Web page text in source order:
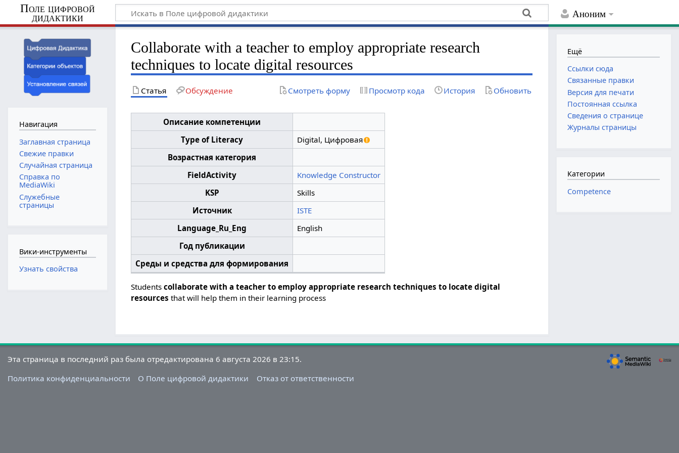
Аноним
Поле цифровой
дидактики
Collaborate with a teacher to employ appropriate research
techniques to locate digital resources
Статья Обсуждение Смотреть форму Просмотр кода История Обновить
Описание компетенции
Type of Literacy
Digital, Цифровая
Возрастная категория
FieldActivity
Knowledge Constructor
KSP
Skills
Источник
ISTE
Language_Ru_Eng
English
Год публикации
Среды и средства для формирования
Studentscollaborate with a teacher to employ appropriate research techniques to locate digital
resources that will help them in their learning process
Навигация
Заглавная страница
Свежие правки
Случайная страница
Справка по
MediaWiki
Служебные
страницы
Вики-инструменты
Узнать свойства
Ещё
Ссылки сюда
Связанные правки
Версия для печати
Постоянная ссылка
Сведения о странице
Журналы страницы
Категории
Competence
Эта страница в последний раз была отредактирована 6 августа 2026 в 23:15.
Политика конфиденциальности
О Поле цифровой дидактики Отказ от ответственности